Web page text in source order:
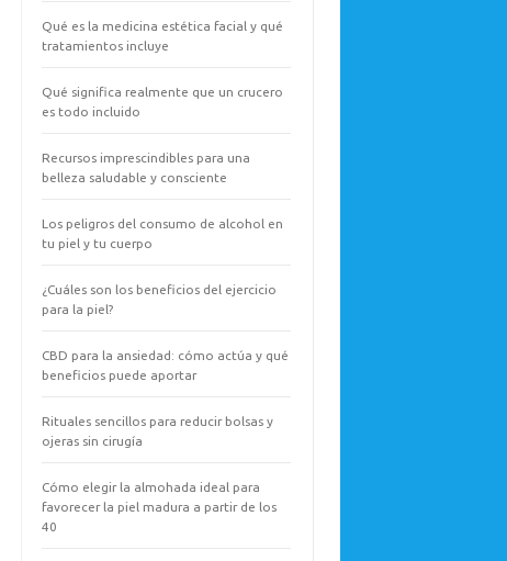
Qué es la medicina estética facial y qué
tratamientos incluye
Qué significa realmente que un crucero
es todo incluido
Recursos imprescindibles para una
belleza saludable y consciente
Los peligros del consumo de alcohol en
tu piel y tu cuerpo
¿Cuáles son los beneficios del ejercicio
para la piel?
CBD para la ansiedad: cómo actúa y qué
beneficios puede aportar
Rituales sencillos para reducir bolsas y
ojeras sin cirugía
Cómo elegir la almohada ideal para
favorecer la piel madura a partir de los
40